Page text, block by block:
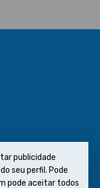
publicidade
seu perfil. Pode
pode aceitar todos